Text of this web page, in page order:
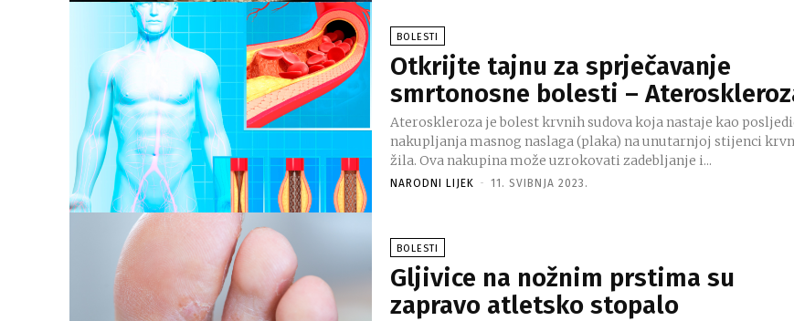
BOLESTI
Otkrijte tajnu za sprječavanje
smrtonosne bolesti –
Ateroskleroza je bolest krvnih sudova koja nastaje kao
nakupljanja masnog naslaga (plaka) na unutarnjoj stijenci
žila. Ova nakupina može uzrokovati zadebljanje i...
NARODNI LIJEK - 11. SVIBNJA 2023.
BOLESTI
Gljivice na nožnim prstima su
zapravo atletsko stopalo